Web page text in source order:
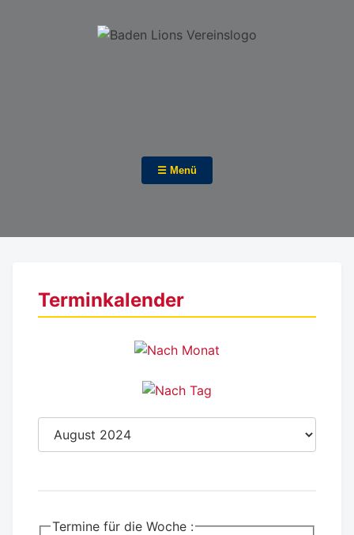
☰ Menü
Terminkalender
Termine für die Woche :